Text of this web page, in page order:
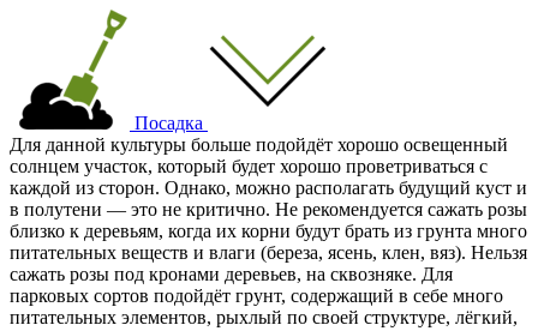
Посадка
Для данной культуры больше подойдёт хорошо освещенный
солнцем участок, который будет хорошо проветриваться с
каждой из сторон. Однако, можно располагать будущий куст и
в полутени — это не критично. Не рекомендуется сажать розы
близко к деревьям, когда их корни будут брать из грунта много
питательных веществ и влаги (береза, ясень, клен, вяз). Нельзя
сажать розы под кронами деревьев, на сквозняке. Для
парковых сортов подойдёт грунт, содержащий в себе много
питательных элементов, рыхлый по своей структуре, лёгкий,